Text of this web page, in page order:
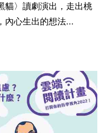
貓〉讀劇演出，走出桃
內心生出的想法...